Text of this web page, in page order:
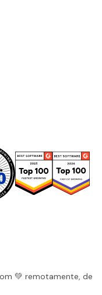
💚 remotamente, de